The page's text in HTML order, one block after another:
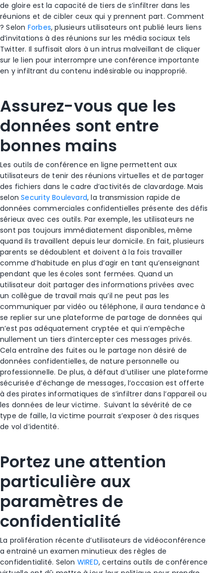
de gloire est la capacité de tiers de s’infiltrer dans les
réunions et de cibler ceux qui y prennent part. Comment
? Selon Forbes, plusieurs utilisateurs ont publié leurs liens
d’invitations à des réunions sur les média sociaux tels
Twitter. Il suffisait alors à un intrus malveillant de cliquer
sur le lien pour interrompre une conférence importante
en y infiltrant du contenu indésirable ou inapproprié.
Assurez-vous que les
données sont entre
bonnes mains
Les outils de conférence en ligne permettent aux
utilisateurs de tenir des réunions virtuelles et de partager
des fichiers dans le cadre d’activités de clavardage. Mais
selonSecurity Boulevard, la transmission rapide de
données commerciales confidentielles présente des défis
sérieux avec ces outils. Par exemple, les utilisateurs ne
sont pas toujours immédiatement disponibles, même
quand ils travaillent depuis leur domicile. En fait, plusieurs
parents se dédoublent et doivent à la fois travailler
comme d’habitude en plus d’agir en tant qu’enseignant
pendant que les écoles sont fermées. Quand un
utilisateur doit partager des informations privées avec
un collègue de travail mais qu’il ne peut pas les
communiquer par vidéo ou téléphone, il aura tendance à
se replier sur une plateforme de partage de données qui
n’est pas adéquatement cryptée et qui n’empêche
nullement un tiers d’intercepter ces messages privés.
Cela entraîne des fuites ou le partage non désiré de
données confidentielles, de nature personnelle ou
professionnelle. De plus, à défaut d’utiliser une plateforme
sécurisée d’échange de messages, l’occasion est offerte
à des pirates informatiques de s’infiltrer dans l’appareil ou
les données de leur victime. Suivant la sévérité de ce
type de faille, la victime pourrait s’exposer à des risques
de vol d’identité.
Portez une attention
particulière aux
paramètres de
confidentialité
La prolifération récente d’utilisateurs de vidéoconférence
a entrainé un examen minutieux des règles de
confidentialité. Selon WIRED, certains outils de conférence